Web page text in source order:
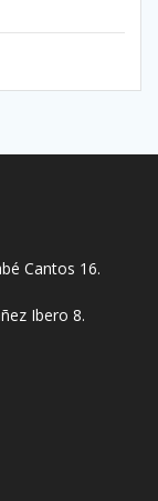
Cantos 16.
Ibero 8.